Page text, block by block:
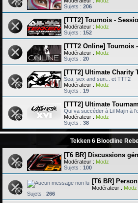
Sujets : 206
[TTT2] Tournois -
Modérateur : Modz
Sujets : 152
[TTT2 Online] Tournois
Modérateur : Modz
Sujets : 20
[TTT2] Ultimate Charity
Sea, sex and sun... et TTT2
Modérateur : Modz
Sujets : 19
[TTT2] Ultimate
Qui va succéder à Lil Majin à
Modérateur : Modz
Sujets : 38
Tekken 6 Bloodline
[T6 BR] Discussions
Modérateur : Modz
Sujets : 100
[T6 BR]
Modérateur : Modz
Sujets : 266